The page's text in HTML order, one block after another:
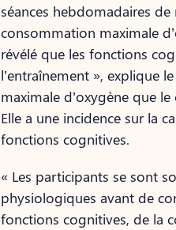
séances hebdomadaires
consommation maximale
révélé que les fonctions
l’entraînement », explique
maximale d’oxygène que
Elle a une incidence sur la
fonctions cognitives.
« Les participants se sont
physiologiques avant de
fonctions cognitives, de la